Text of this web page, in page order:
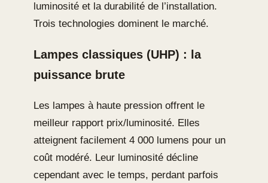
luminosité et la durabilité de l’installation.
Trois technologies dominent le marché.
Lampes classiques (UHP) : la
puissance brute
Les lampes à haute pression offrent le
meilleur rapport prix/luminosité. Elles
atteignent facilement 4 000 lumens pour un
coût modéré. Leur luminosité décline
cependant avec le temps, perdant parfois